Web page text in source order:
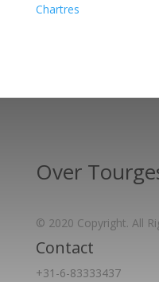
Chartres
Over
© 2020 Copyright. All
Contact
+31-6-83333437